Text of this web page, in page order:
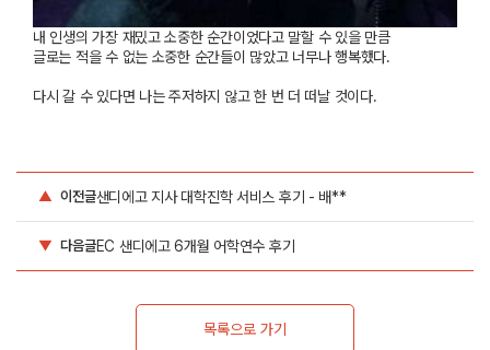
내 인생의 가장 재밌고 소중한 순간이었다고 말할 수 있을 만큼
글로는 적을 수 없는 소중한 순간들이 많았고 너무나 행복했다.
다시 갈 수 있다면 나는 주저하지 않고 한 번 더 떠날 것이다.
▲ 이전글샌디에고 지사 대학진학 서비스 후기 - 배**
▼ 다음글EC 샌디에고 6개월 어학연수 후기
목록으로 가기